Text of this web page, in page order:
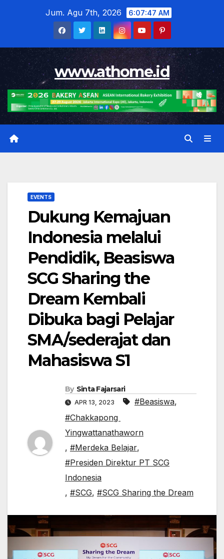
Jum. Agu 7th, 2026 6:07:48 AM
www.athome.id
EVENTS
Dukung Kemajuan
Indonesia melalui
Pendidik, Beasiswa
SCG Sharing the
Dream Kembali
Dibuka bagi Pelajar
SMA/sederajat dan
Mahasiswa S1
By Sinta Fajarsari
APR 13, 2023 #Beasiswa,
#Chakkapong
Yingwattanathaworn
, #Merdeka Belajar,
#Presiden Direktur PT SCG
Indonesia
, #SCG, #SCG Sharing the Dream